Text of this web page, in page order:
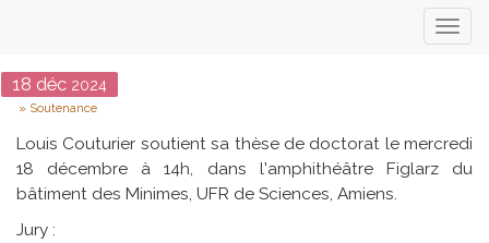
Date
18 déc 2024
Type
Soutenance
Louis Couturier soutient sa thèse de doctorat le mercredi
18 décembre à 14h, dans l'amphithéâtre Figlarz du
bâtiment des Minimes, UFR de Sciences, Amiens.
Jury :